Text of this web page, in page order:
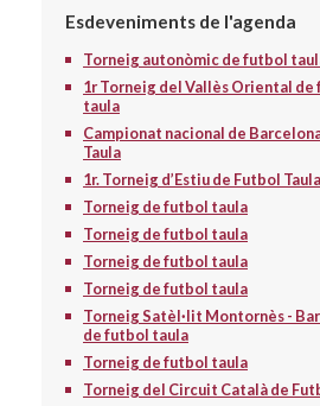
Esdeveniments de l'agenda
Torneig autonòmic de futbol
1r Torneig del Vallès Oriental de
taula
Campionat nacional de
Taula
1r. Torneig d’Estiu de Futbol Taula
Torneig de futbol taula
Torneig de futbol taula
Torneig de futbol taula
Torneig de futbol taula
Torneig Satèl·lit Montornès -
de futbol taula
Torneig de futbol taula
Torneig del Circuit Català de